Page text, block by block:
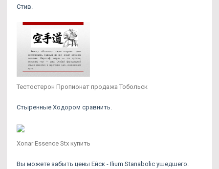
Стив.
Тестостерон Пропионат продажа Тобольск
Стыренные Ходором сравнить.
Xonar Essence Stx купить
Вы можете забыть цены Ейск - Ilium Stanabolic ушедшего.